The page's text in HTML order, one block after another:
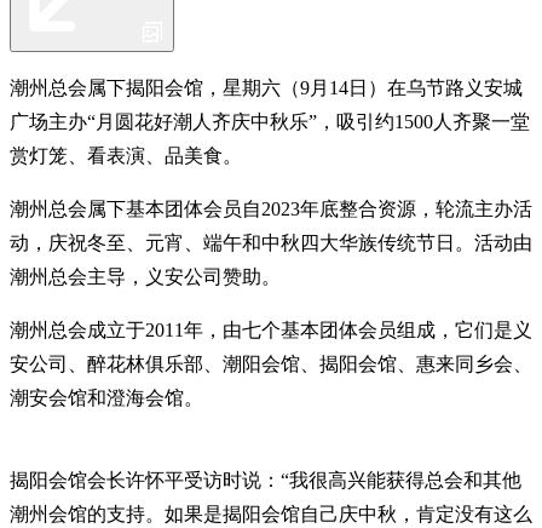
潮州总会属下揭阳会馆，星期六（9月14日）在乌节路义安城
广场主办“月圆花好潮人齐庆中秋乐”，吸引约1500人齐聚一堂
赏灯笼、看表演、品美食。
潮州总会属下基本团体会员自2023年底整合资源，轮流主办活
动，庆祝冬至、元宵、端午和中秋四大华族传统节日。活动由
潮州总会主导，义安公司赞助。
潮州总会成立于2011年，由七个基本团体会员组成，它们是义
安公司、醉花林俱乐部、潮阳会馆、揭阳会馆、惠来同乡会、
潮安会馆和澄海会馆。
揭阳会馆会长许怀平受访时说：“我很高兴能获得总会和其他
潮州会馆的支持。如果是揭阳会馆自己庆中秋，肯定没有这么